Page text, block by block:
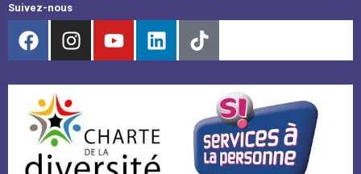
Suivez-nous